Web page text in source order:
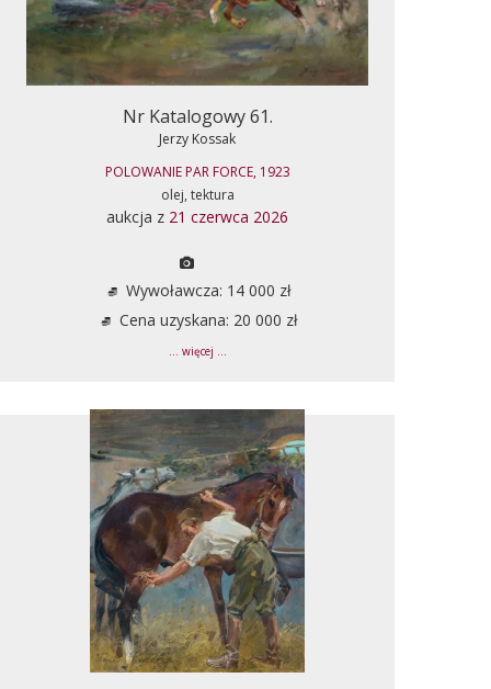
Nr Katalogowy 61.
Jerzy Kossak
POLOWANIE PAR FORCE, 1923
olej, tektura
aukcja z 21 czerwca 2026
Wywoławcza: 14 000 zł
Cena uzyskana: 20 000 zł
... więcej ...